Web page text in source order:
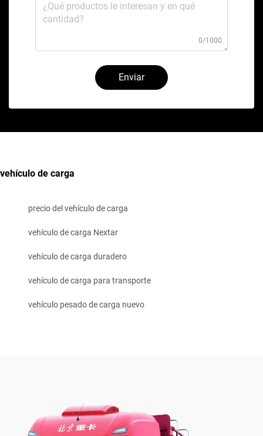
0/1000
Enviar
vehículo de carga
precio del vehículo de carga
vehículo de carga Nextar
vehículo de carga duradero
vehículo de carga para transporte
vehículo pesado de carga nuevo